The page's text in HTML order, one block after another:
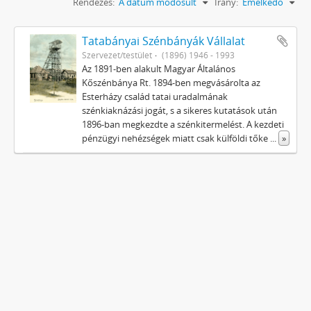
Tatabányai Szénbányák Vállalat
Szervezet/testület (1896) 1946 - 1993
Az 1891-ben alakult Magyar Általános
Kőszénbánya Rt. 1894-ben megvásárolta az
Esterházy család tatai uradalmának
szénkiaknázási jogát, s a sikeres kutatások után
1896-ban megkezdte a szénkitermelést. A kezdeti
pénzügyi nehézségek miatt csak külföldi tőke ... »